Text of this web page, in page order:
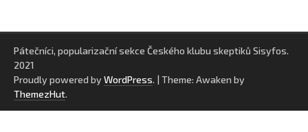
Pátečníci, popularizační sekce Českého klubu skeptiků Sisyfos.
2021
Proudly powered by WordPress. | Theme: Awaken by
ThemezHut.